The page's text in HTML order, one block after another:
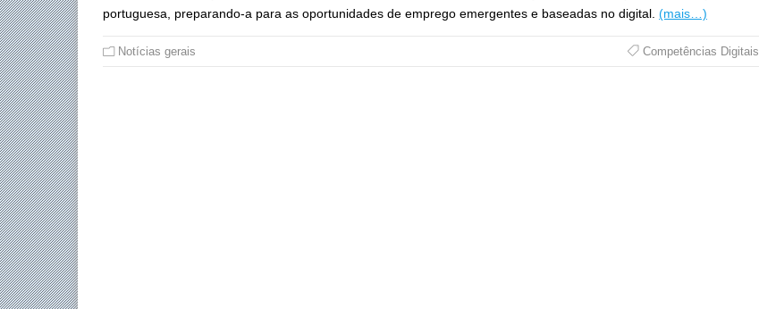
portuguesa, preparando-a para as oportunidades de emprego emergentes e baseadas no digital. (mais…)
Notícias gerais Competências Digitais